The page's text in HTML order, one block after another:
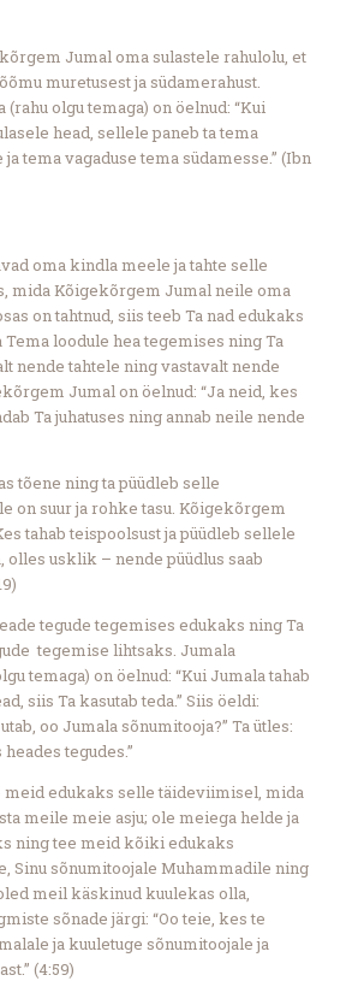
Jumal oma sulastele rahulolu, et
muretusest ja südamerahust.
olgu temaga) on öelnud: “Kui
head, sellele paneb ta tema
tema vagaduse tema südamesse.” (Ibn
oma kindla meele ja tahte selle
mida Kõigekõrgem Jumal neile oma
on tahtnud, siis teeb Ta nad edukaks
loodule hea tegemises ning Ta
nende tahtele ning vastavalt nende
Jumal on öelnud: “Ja neid, kes
Ta juhatuses ning annab neile nende
tõene ning ta püüdleb selle
on suur ja rohke tasu. Kõigekõrgem
tahab teispoolsust ja püüdleb sellele
olles usklik – nende püüdlus saab
tegude tegemises edukaks ning Ta
tegemise lihtsaks. Jumala
temaga) on öelnud: “Kui Jumala tahab
siis Ta kasutab teda.” Siis öeldi:
oo Jumala sõnumitooja?” Ta ütles:
tegudes.”
meid edukaks selle täideviimisel, mida
meile meie asju; ole meiega helde ja
ning tee meid kõiki edukaks
Sinu sõnumitoojale Muhammadile ning
meil käskinud kuulekas olla,
sõnade järgi: “Oo teie, kes te
ja kuuletuge sõnumitoojale ja
(4:59)